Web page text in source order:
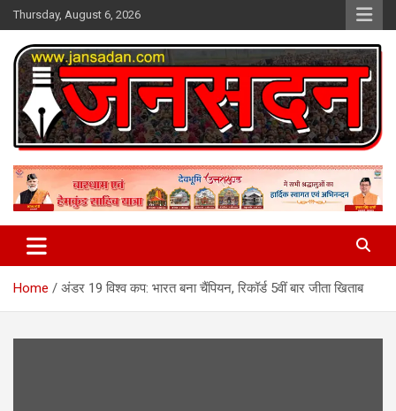
Skip
to
content
Thursday, August 6, 2026
Jan Sadan
Home अंडर 19 विश्व कप: भारत बना चैंपियन, रिकॉर्ड 5वीं बार जीता खिताब